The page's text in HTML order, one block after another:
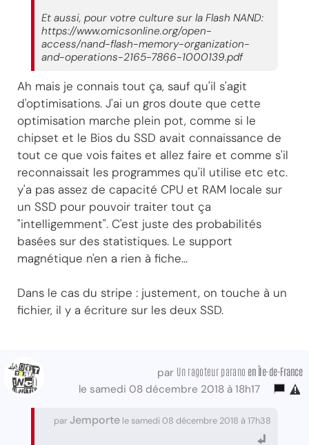
Et aussi, pour votre culture sur la Flash NAND:
https://www.omicsonline.org/open-
access/nand-flash-memory-organization-
and-operations-2165-7866-1000139.pdf
Ah mais je connais tout ça, sauf qu'il s'agit
d'optimisations. J'ai un gros doute que cette
optimisation marche plein pot, comme si le
chipset et le Bios du SSD avait connaissance de
tout ce que vois faites et allez faire et comme s'il
reconnaissait les programmes qu'il utilise etc etc.
y'a pas assez de capacité CPU et RAM locale sur
un SSD pour pouvoir traiter tout ça
"intelligemment". C'est juste des probabilités
basées sur des statistiques. Le support
magnétique n'en a rien à fiche...
Dans le cas du stripe : justement, on touche à un
fichier, il y a écriture sur les deux SSD.
par Un ragoteur parano en Île-de-France
le samedi 08 décembre 2018 à 18h17
parJemporte le samedi 08 décembre 2018 à 17h38